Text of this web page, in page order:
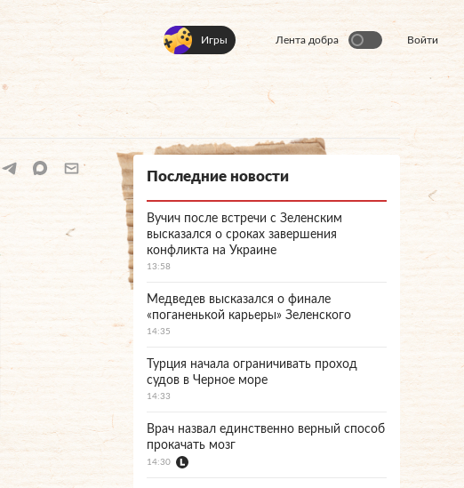
Игры Лента добра Войти
Последние новости
Вучич после встречи с Зеленским
высказался о сроках завершения
конфликта на Украине
13:58
Медведев высказался о финале
«поганенькой карьеры» Зеленского
14:35
Турция начала ограничивать проход
судов в Черное море
14:33
Врач назвал единственно верный способ
прокачать мозг
14:30